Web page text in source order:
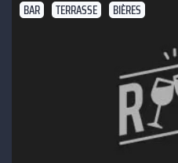
BAR TERRASSE BIÈRES